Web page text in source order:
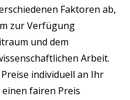
Faktoren ab,
zur Verfügung
und dem
Arbeit.
individuell an Ihr
fairen Preis